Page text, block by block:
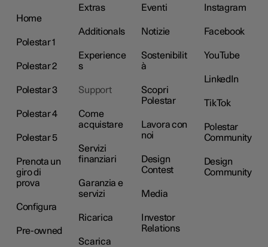
Home
Polestar 1
Polestar 2
Polestar 3
Polestar 4
Polestar 5
Prenota un
giro di
prova
Configura
Pre-owned
Extras
Additionals
Experience
s
Support
Come
acquistare
Servizi
finanziari
Garanzia e
servizi
Ricarica
Scarica
Eventi
Notizie
Sostenibilit
à
Scopri
Polestar
Lavora con
noi
Design
Contest
Media
Investor
Relations
Instagram
Facebook
YouTube
LinkedIn
TikTok
Polestar
Community
Design
Community